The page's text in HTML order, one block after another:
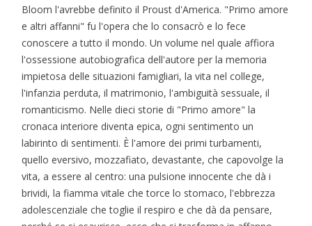
Bloom l'avrebbe definito il Proust d'America. "Primo amore
e altri affanni" fu l'opera che lo consacrò e lo fece
conoscere a tutto il mondo. Un volume nel quale affiora
l'ossessione autobiografica dell'autore per la memoria
impietosa delle situazioni famigliari, la vita nel college,
l'infanzia perduta, il matrimonio, l'ambiguità sessuale, il
romanticismo. Nelle dieci storie di "Primo amore" la
cronaca interiore diventa epica, ogni sentimento un
labirinto di sentimenti. È l'amore dei primi turbamenti,
quello eversivo, mozzafiato, devastante, che capovolge la
vita, a essere al centro: una pulsione innocente che dà i
brividi, la fiamma vitale che torce lo stomaco, l'ebbrezza
adolescenziale che toglie il respiro e che dà da pensare,